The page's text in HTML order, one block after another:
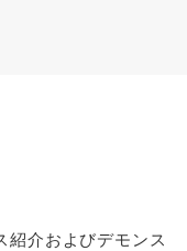
紹介およびデモンス